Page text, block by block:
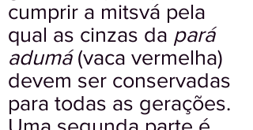
cumprir a mitsvá pela
qual as cinzas da pará
adumá(vaca vermelha)
devem ser conservadas
para todas as gerações.